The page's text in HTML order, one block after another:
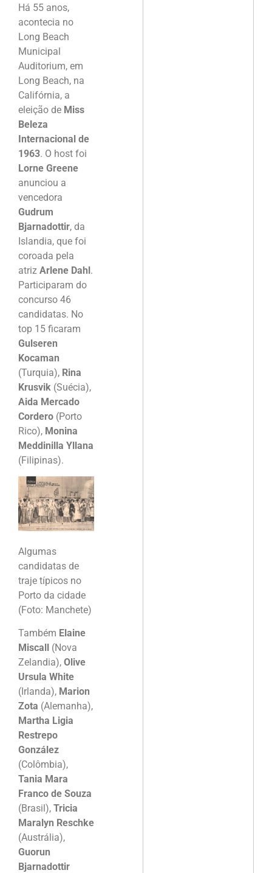
Há 55 anos,
acontecia no
Long Beach
Municipal
Auditorium, em
Long Beach, na
Califórnia, a
eleição de Miss
Beleza
Internacional de
1963. O host foi
Lorne Greene
anunciou a
vencedora
Gudrum
Bjarnadottir, da
Islandia, que foi
coroada pela
atriz Arlene Dahl.
Participaram do
concurso 46
candidatas. No
top 15 ficaram
Gulseren
Kocaman
(Turquia), Rina
Krusvik (Suécia),
Aida Mercado
Cordero (Porto
Rico), Monina
Meddinilla Yllana
(Filipinas).
Algumas
candidatas de
traje típicos no
Porto da cidade
(Foto: Manchete)
Também Elaine
Miscall (Nova
Zelandia), Olive
Ursula White
(Irlanda), Marion
Zota (Alemanha),
Martha Ligia
Restrepo
González
(Colômbia),
Tania Mara
Franco de Souza
(Brasil), Tricia
Maralyn Reschke
(Austrália),
Guorun
Bjarnadottir